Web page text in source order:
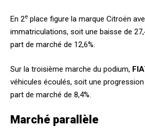
En 2e place figure la marque Citroën
immatriculations, soit une baisse de
part de marché de 12,6%.
Sur la troisième marche du podium,
véhicules écoulés, soit une progression
part de marché de 8,4%.
Marché parallèle